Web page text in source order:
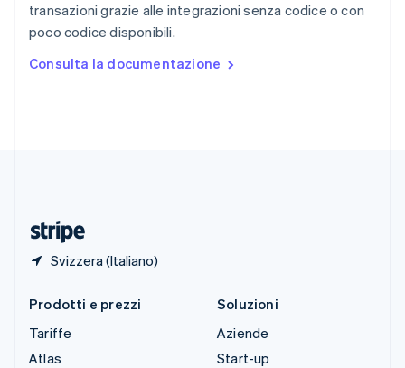
transazioni grazie alle integrazioni senza codice o con
poco codice disponibili.
Consulta la documentazione
Svizzera (Italiano)
Spagna
EspañolEnglish
English Español简体中文
Prodotti e prezzi
Tariffe
Atlas
Soluzioni
Aziende
Start-up